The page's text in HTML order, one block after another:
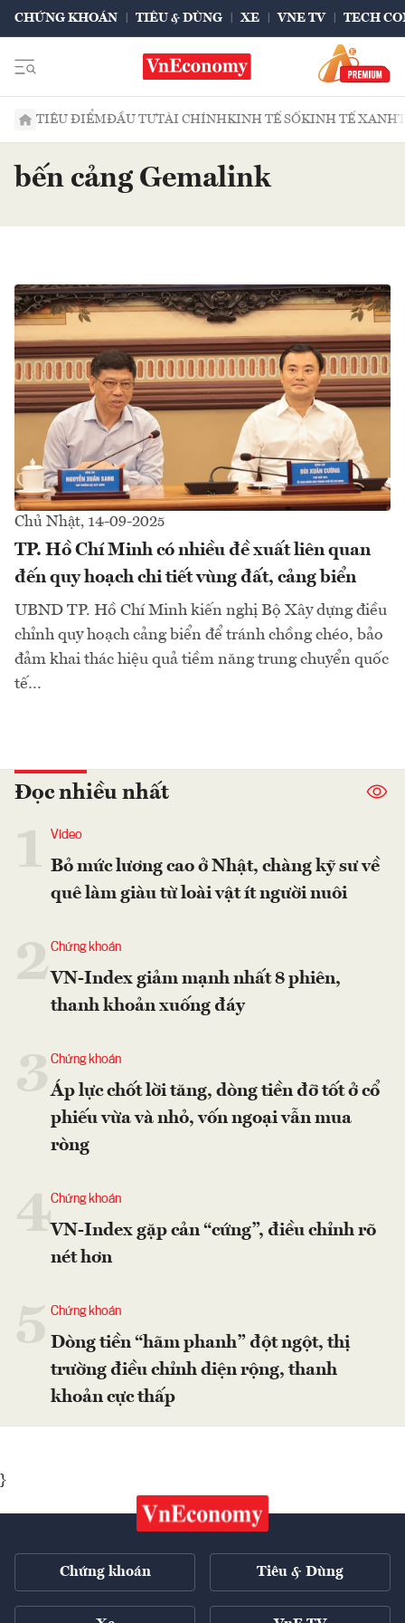
CHỨNG KHOÁN TIÊU & DÙNG XE VNE TV TECH
TIÊU ĐIỂMĐẦU TƯTÀI CHÍNHKINH TẾ SỐKINH TẾ XANH
bến cảng Gemalink
Chủ Nhật, 14-09-2025
TP. Hồ Chí Minh có nhiều đề xuất liên quan
đến quy hoạch chi tiết vùng đất, cảng biển
UBND TP. Hồ Chí Minh kiến nghị Bộ Xây dựng điều
chỉnh quy hoạch cảng biển để tránh chồng chéo, bảo
đảm khai thác hiệu quả tiềm năng trung chuyển quốc
tế…
Đọc nhiều nhất
Video
Bỏ mức lương cao ở Nhật, chàng kỹ sư về
quê làm giàu từ loài vật ít người nuôi
2Chứng khoán
VN-Index giảm mạnh nhất 8 phiên,
thanh khoản xuống đáy
Chứng khoán
Áp lực chốt lời tăng, dòng tiền đỡ tốt ở cổ
phiếu vừa và nhỏ, vốn ngoại vẫn mua
ròng
4Chứng khoán
VN-Index gặp cản “cứng”, điều chỉnh rõ
nét hơn
Chứng khoán
Dòng tiền “hãm phanh” đột ngột, thị
trường điều chỉnh diện rộng, thanh
khoản cực thấp
}
Chứng khoán Tiêu & Dùng